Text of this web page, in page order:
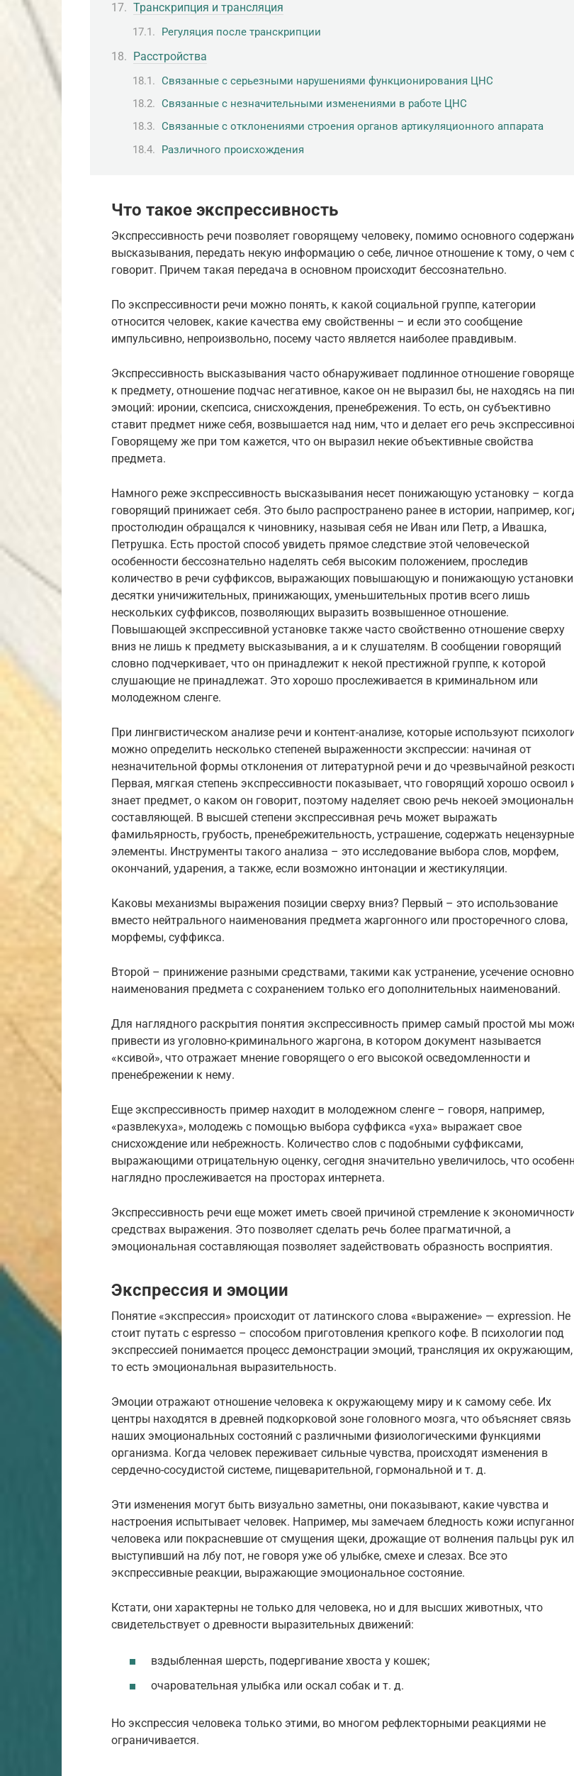
Транскрипция и трансляция
Регуляция после транскрипции
Расстройства
Связанные с серьезными нарушениями функционирования ЦНС
Связанные с незначительными изменениями в работе ЦНС
Связанные с отклонениями строения органов артикуляционного аппарата
Различного происхождения
Что такое экспрессивность
Экспрессивность речи позволяет говорящему человеку, помимо основного
высказывания, передать некую информацию о себе, личное отношение к тому, о чем
говорит. Причем такая передача в основном происходит бессознательно.
По экспрессивности речи можно понять, к какой социальной группе, категории
относится человек, какие качества ему свойственны – и если это сообщение
импульсивно, непроизвольно, посему часто является наиболее правдивым.
Экспрессивность высказывания часто обнаруживает подлинное отношение
к предмету, отношение подчас негативное, какое он не выразил бы, не находясь на
эмоций: иронии, скепсиса, снисхождения, пренебрежения. То есть, он субъективно
ставит предмет ниже себя, возвышается над ним, что и делает его речь
Говорящему же при том кажется, что он выразил некие объективные свойства
предмета.
Намного реже экспрессивность высказывания несет понижающую установку – когда
говорящий принижает себя. Это было распространено ранее в истории, например,
простолюдин обращался к чиновнику, называя себя не Иван или Петр, а Ивашка,
Петрушка. Есть простой способ увидеть прямое следствие этой человеческой
особенности бессознательно наделять себя высоким положением, проследив
количество в речи суффиксов, выражающих повышающую и понижающую
десятки уничижительных, принижающих, уменьшительных против всего лишь
нескольких суффиксов, позволяющих выразить возвышенное отношение.
Повышающей экспрессивной установке также часто свойственно отношение сверху
вниз не лишь к предмету высказывания, а и к слушателям. В сообщении говорящий
словно подчеркивает, что он принадлежит к некой престижной группе, к которой
слушающие не принадлежат. Это хорошо прослеживается в криминальном или
молодежном сленге.
При лингвистическом анализе речи и контент-анализе, которые используют
можно определить несколько степеней выраженности экспрессии: начиная от
незначительной формы отклонения от литературной речи и до чрезвычайной
Первая, мягкая степень экспрессивности показывает, что говорящий хорошо освоил
знает предмет, о каком он говорит, поэтому наделяет свою речь некоей
составляющей. В высшей степени экспрессивная речь может выражать
фамильярность, грубость, пренебрежительность, устрашение, содержать нецензурные
элементы. Инструменты такого анализа – это исследование выбора слов, морфем,
окончаний, ударения, а также, если возможно интонации и жестикуляции.
Каковы механизмы выражения позиции сверху вниз? Первый – это использование
вместо нейтрального наименования предмета жаргонного или просторечного слова,
морфемы, суффикса.
Второй – принижение разными средствами, такими как устранение, усечение
наименования предмета с сохранением только его дополнительных наименований.
Для наглядного раскрытия понятия экспрессивность пример самый простой мы
привести из уголовно-криминального жаргона, в котором документ называется
«ксивой», что отражает мнение говорящего о его высокой осведомленности и
пренебрежении к нему.
Еще экспрессивность пример находит в молодежном сленге – говоря, например,
«развлекуха», молодежь с помощью выбора суффикса «уха» выражает свое
снисхождение или небрежность. Количество слов с подобными суффиксами,
выражающими отрицательную оценку, сегодня значительно увеличилось, что
наглядно прослеживается на просторах интернета.
Экспрессивность речи еще может иметь своей причиной стремление к
средствах выражения. Это позволяет сделать речь более прагматичной, а
эмоциональная составляющая позволяет задействовать образность восприятия.
Экспрессия и эмоции
Понятие «экспрессия» происходит от латинского слова «выражение» — expression. Не
стоит путать с espresso – способом приготовления крепкого кофе. В психологии под
экспрессией понимается процесс демонстрации эмоций, трансляция их окружающим,
то есть эмоциональная выразительность.
Эмоции отражают отношение человека к окружающему миру и к самому себе. Их
центры находятся в древней подкорковой зоне головного мозга, что объясняет связь
наших эмоциональных состояний с различными физиологическими функциями
организма. Когда человек переживает сильные чувства, происходят изменения в
сердечно-сосудистой системе, пищеварительной, гормональной и т. д.
Эти изменения могут быть визуально заметны, они показывают, какие чувства и
настроения испытывает человек. Например, мы замечаем бледность кожи
человека или покрасневшие от смущения щеки, дрожащие от волнения пальцы рук
выступивший на лбу пот, не говоря уже об улыбке, смехе и слезах. Все это
экспрессивные реакции, выражающие эмоциональное состояние.
Кстати, они характерны не только для человека, но и для высших животных, что
свидетельствует о древности выразительных движений:
вздыбленная шерсть, подергивание хвоста у кошек;
очаровательная улыбка или оскал собак и т. д.
Но экспрессия человека только этими, во многом рефлекторными реакциями не
ограничивается.